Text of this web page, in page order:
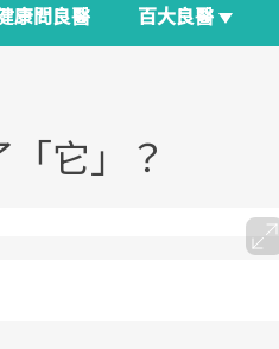
康問良醫 百大良醫
它」？